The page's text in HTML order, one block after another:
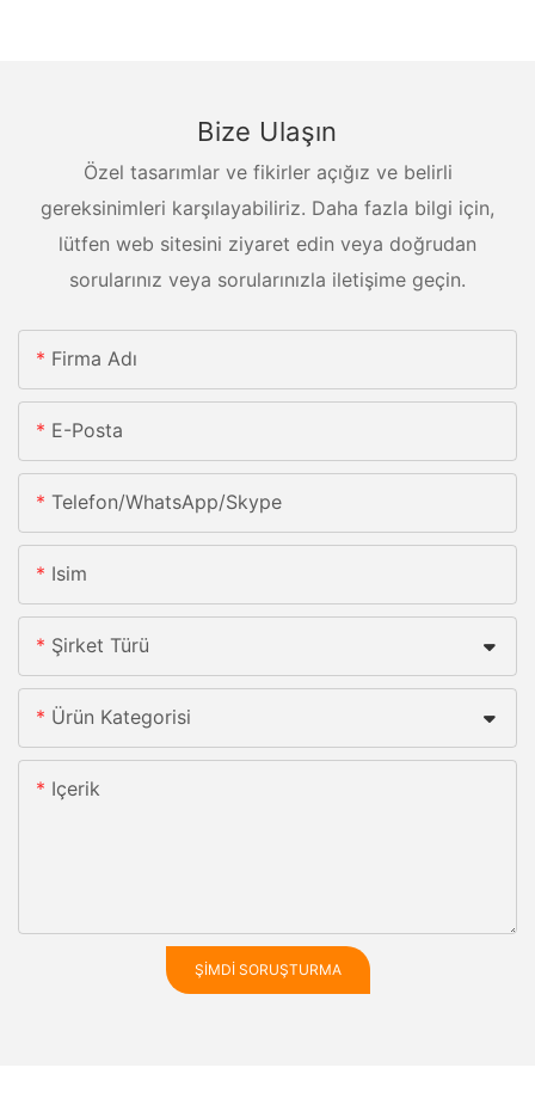
Bize Ulaşın
Özel tasarımlar ve fikirler açığız ve belirli
gereksinimleri karşılayabiliriz. Daha fazla bilgi için,
lütfen web sitesini ziyaret edin veya doğrudan
sorularınız veya sorularınızla iletişime geçin.
Firma Adı
E-Posta
Telefon/whatsApp/skype
Isim
Şirket Türü
Ürün Kategorisi
Içerik
ŞIMDI SORUŞTURMA